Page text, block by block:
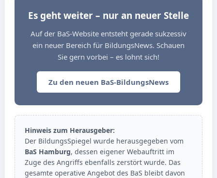
Es geht weiter – nur an neuer Stelle
Auf der BaS-Website entsteht gerade sukzessiv
ein neuer Bereich für BildungsNews. Schauen
Sie gern vorbei – es lohnt sich!
Zu den neuen BaS-BildungsNews
Hinweis zum Herausgeber:
Der BildungsSpiegel wurde herausgegeben vom
BaS Hamburg, dessen eigener Webauftritt im
Zuge des Angriffs ebenfalls zerstört wurde. Das
gesamte operative Angebot des BaS bleibt davon